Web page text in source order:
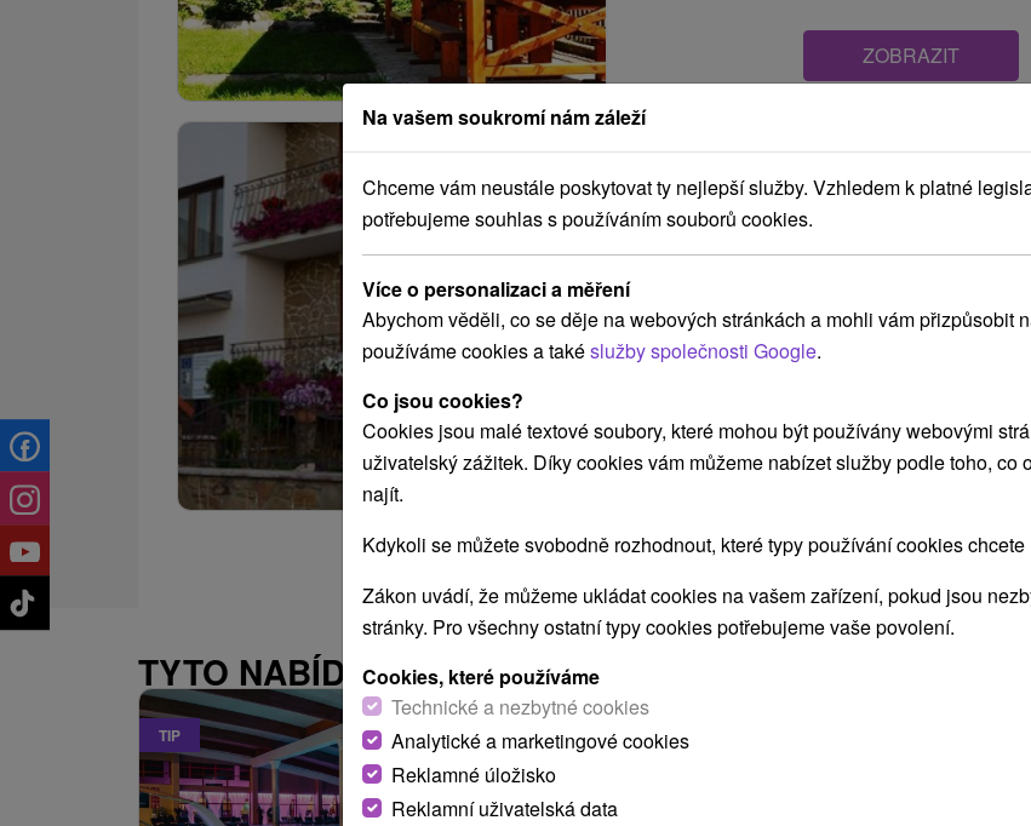
ZOBRAZIT
VeLa Malý Slavkov
Malý Slavkov
Ubytovanie v malebnej obci pod Tatrami, Malý
Slavkov, so súkromným wellness (vírivka, sauna) a
možnosťou využitia...
ZOBRAZIT
TYTO NABÍDKY BY VÁS MOHLY TAKÉ ZAJÍMAT
TIP
Na vašem soukromí nám záleží
Chceme vám neustále poskytovat ty nejlepší služby. Vzhledem k platné
potřebujeme souhlas s používáním souborů cookies.
Více o personalizaci a měření
Abychom věděli, co se děje na webových stránkách a mohli vám přizpůsobit
používáme cookies a takéslužby společnosti Google.
Co jsou cookies?
Cookies jsou malé textové soubory, které mohou být používány webovými
uživatelský zážitek. Díky cookies vám můžeme nabízet služby podle toho, co
najít.
Kdykoli se můžete svobodně rozhodnout, které typy používání cookies chcete
Zákon uvádí, že můžeme ukládat cookies na vašem zařízení, pokud jsou
stránky. Pro všechny ostatní typy cookies potřebujeme vaše povolení.
Cookies, které používáme
Technické a nezbytné cookies
Analytické a marketingové cookies
Reklamné úložisko
Reklamní uživatelská data